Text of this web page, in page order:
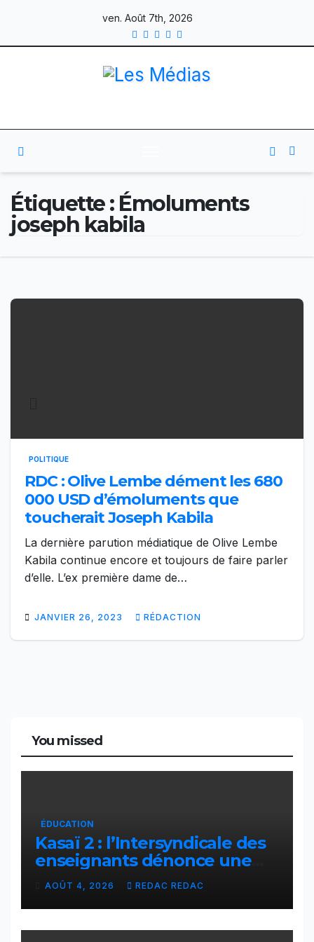
ven. Août 7th, 2026
Étiquette : Émoluments
joseph kabila
POLITIQUE
RDC : Olive Lembe dément les 680
000 USD d’émoluments que
toucherait Joseph Kabila
La dernière parution médiatique de Olive Lembe
Kabila continue encore et toujours de faire parler
d’elle. L’ex première dame de…
JANVIER 26, 2023 RÉDACTION
You missed
ÉDUCATION
Kasaï 2 : l’Intersyndicale des
enseignants dénonce une
contribution financière
imposée aux écoles de la
CNCA
AOÛT 4, 2026 REDAC REDAC